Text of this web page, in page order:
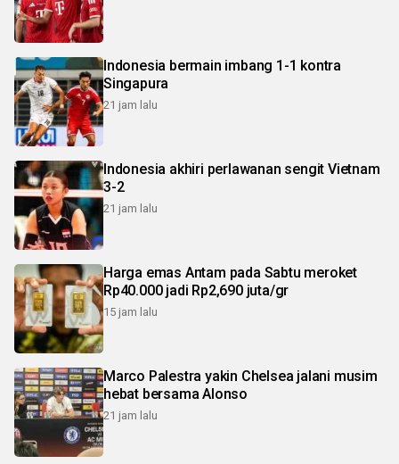
Indonesia bermain imbang 1-1 kontra
Singapura
21 jam lalu
Indonesia akhiri perlawanan sengit Vietnam
3-2
21 jam lalu
Harga emas Antam pada Sabtu meroket
Rp40.000 jadi Rp2,690 juta/gr
15 jam lalu
Marco Palestra yakin Chelsea jalani musim
hebat bersama Alonso
21 jam lalu